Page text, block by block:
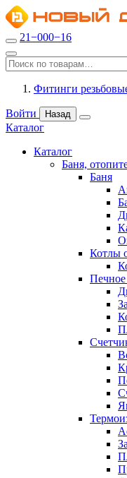
21−000−16
Фитинги
Войти Назад
Каталог
Каталог
Баня,
Баня
Котлы
Печное